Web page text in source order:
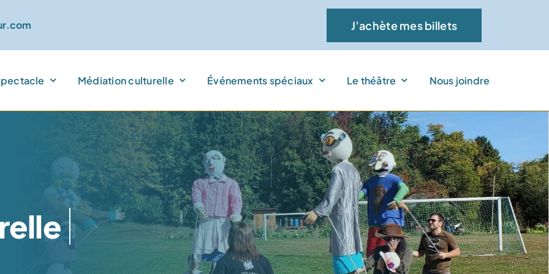
J’achète mes billets
Médiation culturelle Événements spéciaux Le théâtre Nous joindre